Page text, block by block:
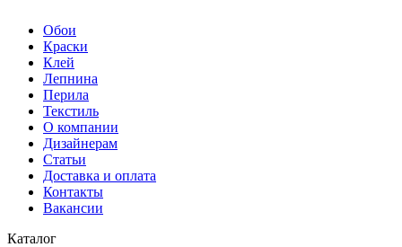
Обои
Краски
Клей
Лепнина
Перила
Текстиль
О компании
Дизайнерам
Статьи
Доставка и оплата
Контакты
Вакансии
Каталог